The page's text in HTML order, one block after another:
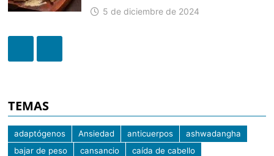
5 de diciembre de 2024
TEMAS
adaptógenos Ansiedad anticuerpos
ashwadangha
bajar de peso
cansancio
caída de cabello